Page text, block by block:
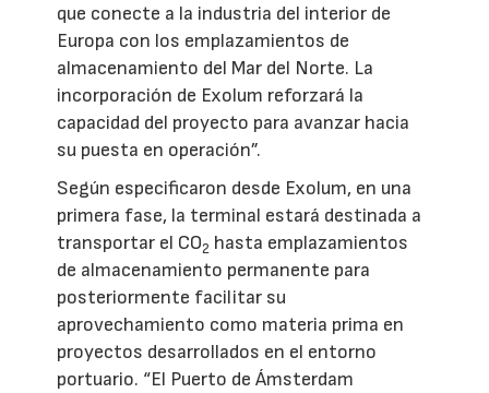
que conecte a la industria del interior de
Europa con los emplazamientos de
almacenamiento del Mar del Norte. La
incorporación de Exolum reforzará la
capacidad del proyecto para avanzar hacia
su puesta en operación”.
Según especificaron desde Exolum, en una
primera fase, la terminal estará destinada a
transportar el CO2 hasta emplazamientos
de almacenamiento permanente para
posteriormente facilitar su
aprovechamiento como materia prima en
proyectos desarrollados en el entorno
portuario. “El Puerto de Ámsterdam